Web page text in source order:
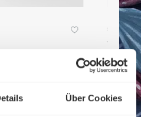
Über Cookies
JERSEY
Ab140,00 €